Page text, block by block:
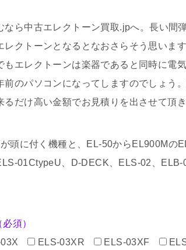
なら中古エレクトーン買取.jpへ。長い間
レクトーンとなるとなおさらそう思いま
もエレクトーンは楽器であると同時に電
前のパソコンになってしますのでしょう
るだけ高い金額でお見積りを出させて頂
に付く機種と、EL-50からEL900Mの
01CtypeU、D-DECK、ELS-02、
必須）
ELS-03XR ELS-03XF